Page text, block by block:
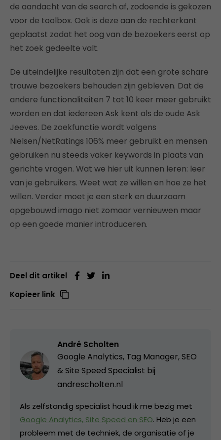
de aandacht van de search af, zodoende is gekozen
voor de toolbox. Ook is deze aan de rechterkant
geplaatst zodat het oog van de bezoekers eerst op
het zoek gedeelte valt.
De uiteindelijke resultaten zijn dat een grote schare
trouwe bezoekers behouden zijn gebleven. Dat de
andere functionaliteiten 7 tot 10 keer meer gebruikt
worden en dat iedereen Ask kent als de oude Ask
Jeeves. De zoekfunctie wordt volgens
Nielsen/NetRatings 106% meer gebruikt en mensen
gebruiken nu steeds vaker keywords in plaats van
gerichte vragen. Wat we hier uit kunnen leren: leer
van je gebruikers. Weet wat ze willen en hoe ze het
willen. Verder moet je een sterk en duurzaam
opgebouwd imago niet zomaar vernieuwen maar
op een goede manier introduceren.
Deel dit artikel
Kopieer link
André Scholten
Google Analytics, Tag Manager, SEO
& Site Speed Specialist bij
andrescholten.nl
Als zelfstandig specialist houd ik me bezig met
Google Analytics, Site Speed en SEO. Heb je een
probleem met de techniek, de organisatie of je